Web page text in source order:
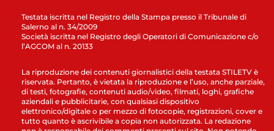
Testata iscritta nel Registro della Stampa presso il Tribunale di
Salerno al n. 34/2009
Società iscritta nel Registro degli Operatori di Comunicazione c/o
l’AGCOM al n. 20133
La riproduzione dei contenuti giornalistici della testata STILETV è
riservata. Pertanto, è vietata la riproduzione e l’uso, anche parziale,
di testi, fotografie, contenuti audio/video, filmati, loghi, grafiche
aziendali e pubblicitarie, con qualsiasi dispositivo
elettronico/digitale o per mezzo di fotocopie, registrazioni, cover e
tutto quanto è ascrivibile a copia non autorizzata. La redazione